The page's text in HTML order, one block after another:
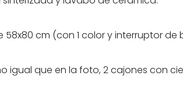
58x80 cm (con 1 color y interruptor
igual que en la foto, 2 cajones con